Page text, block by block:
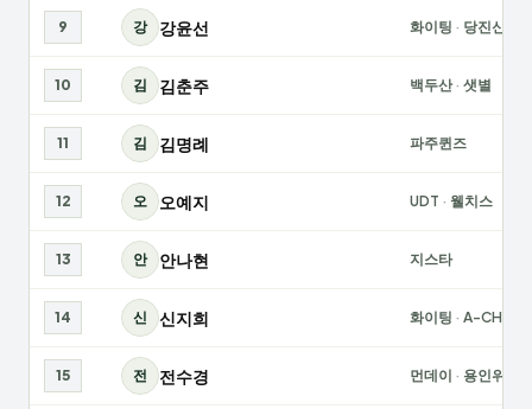
9 강 강윤선 화이팅 · 당진신평
10 김 김춘주 백두산· 샛별
11 김 김명례 파주퀸즈
12 오 오예지 UDT · 웰치스
13 안 안나현 지스타
14 신 신지희 화이팅 · A-
15 전 전수경 먼데이 · 용인위너